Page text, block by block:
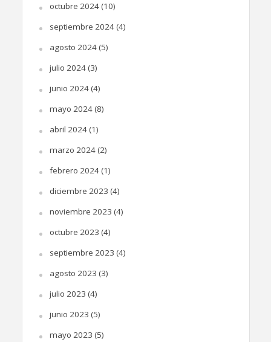
octubre 2024(10)
septiembre 2024(4)
agosto 2024(5)
julio 2024(3)
junio 2024(4)
mayo 2024(8)
abril 2024(1)
marzo 2024(2)
febrero 2024(1)
diciembre 2023 (4)
noviembre 2023 (4)
octubre 2023 (4)
septiembre 2023 (4)
agosto 2023 (3)
julio 2023 (4)
junio 2023 (5)
mayo 2023 (5)